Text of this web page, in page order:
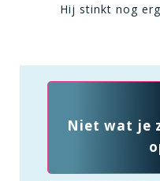
Hij stinkt nog
Niet wat je